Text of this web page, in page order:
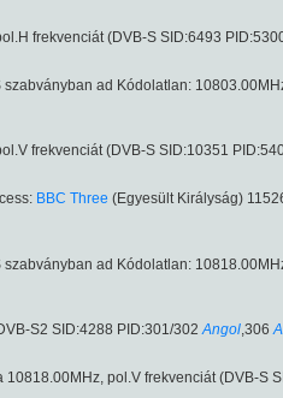
frekvenciát (DVB-S SID:6493
ad Kódolatlan:
frekvenciát (DVB-S SID:10351
BBC Three (Egyesült Királyság)
ad Kódolatlan:
S2 SID:4288 PID:301/302 Angol,306
10818.00MHz, pol.V frekvenciát (DVB-S